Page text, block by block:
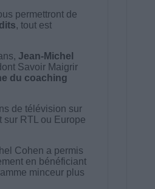
permettront de
, tout est
Jean-Michel
Savoir Maigrir
du coaching
de télévision sur
sur RTL ou Europe
Cohen a permis
en bénéficiant
minceur plus